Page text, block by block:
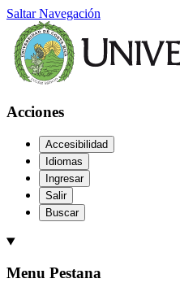
Saltar Navegación
Acciones
Accesibilidad
Idiomas
Ingresar
Salir
Buscar
Menu Pestana